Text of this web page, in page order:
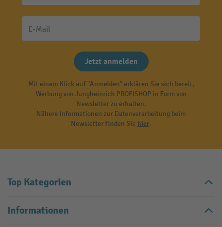
E-Mail
Jetzt anmelden
Mit einem Klick auf "Anmelden" erklären Sie sich bereit,
Werbung von Jungheinrich PROFISHOP in Form von
Newsletter zu erhalten.
Nähere Informationen zur Datenverarbeitung beim
Newsletter finden Sie hier.
Top Kategorien
Informationen